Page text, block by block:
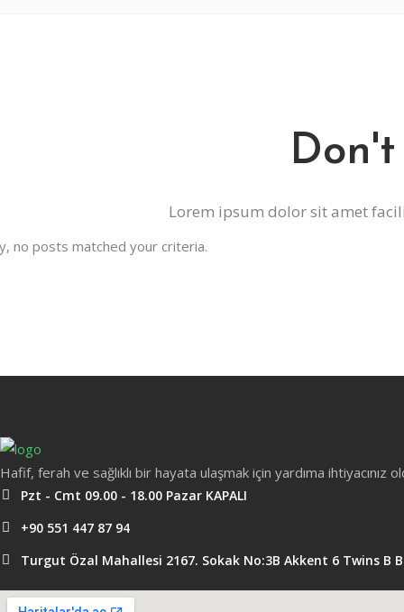
Don't
Lorem ipsum dolor sit amet
no posts matched your criteria.
Hafif, ferah ve sağlıklı bir hayata ulaşmak için yardıma ihtiyacınız
Pzt - Cmt 09.00 - 18.00 Pazar KAPALI
+90 551 447 87 94
Turgut Özal Mahallesi 2167. Sokak No:3B Akkent 6 Twins B